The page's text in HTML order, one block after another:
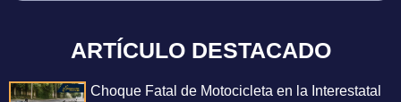
ARTÍCULO DESTACADO
Choque Fatal de Motocicleta en la Interestatal